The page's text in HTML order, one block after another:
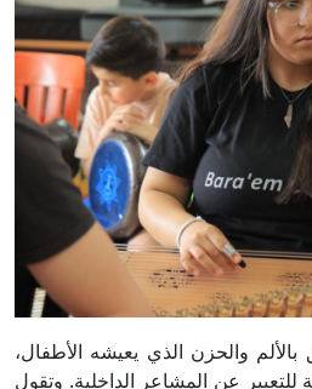
والحزن الذي يعيشه الأطفال،
عن المشاعر الداخلية. وتقول